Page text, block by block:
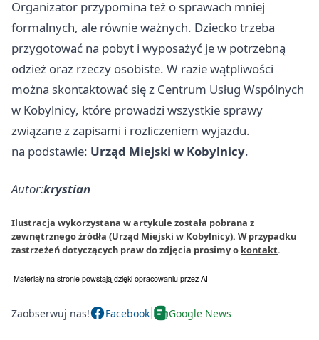
Organizator przypomina też o sprawach mniej
formalnych, ale równie ważnych. Dziecko trzeba
przygotować na pobyt i wyposażyć je w potrzebną
odzież oraz rzeczy osobiste. W razie wątpliwości
można skontaktować się z Centrum Usług Wspólnych
w Kobylnicy, które prowadzi wszystkie sprawy
związane z zapisami i rozliczeniem wyjazdu.
na podstawie: Urząd Miejski w Kobylnicy.
Autor:krystian
Ilustracja wykorzystana w artykule została pobrana z
zewnętrznego źródła (Urząd Miejski w Kobylnicy). W przypadku
zastrzeżeń dotyczących praw do zdjęcia prosimy o kontakt.
Zaobserwuj nas! Facebook Google News